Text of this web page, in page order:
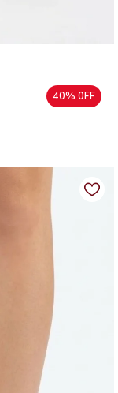
40% 0FF